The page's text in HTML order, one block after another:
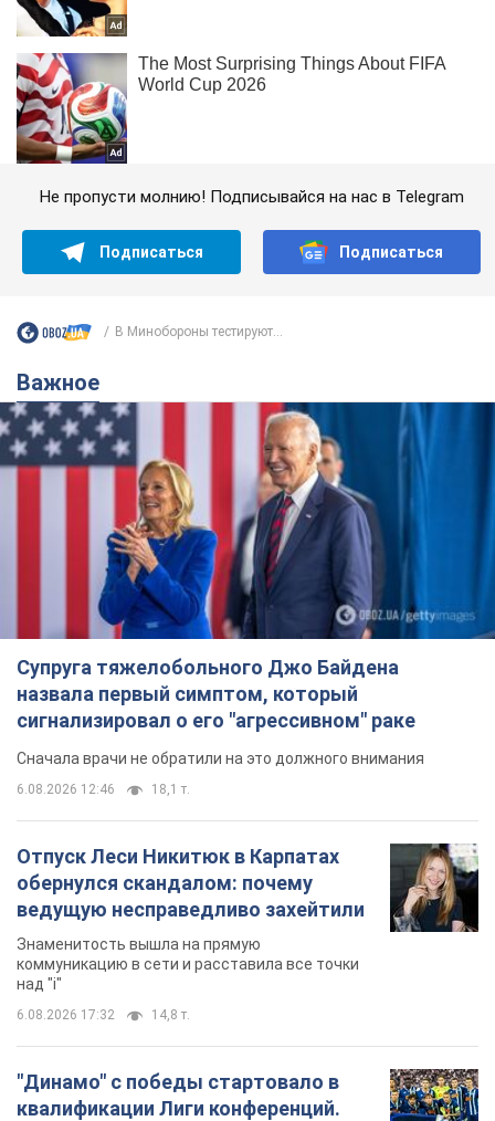
Не пропусти молнию! Подписывайся на нас в Telegram
Подписаться Подписаться
В Минобороны тестируют...
Важное
Супруга тяжелобольного Джо Байдена
назвала первый симптом, который
сигнализировал о его "агрессивном" раке
Сначала врачи не обратили на это должного внимания
6.08.2026 12:46 18,1 т.
Отпуск Леси Никитюк в Карпатах
обернулся скандалом: почему
ведущую несправедливо захейтили
Знаменитость вышла на прямую
коммуникацию в сети и расставила все точки
над "i"
6.08.2026 17:32 14,8 т.
"Динамо" с победы стартовало в
квалификации Лиги конференций.